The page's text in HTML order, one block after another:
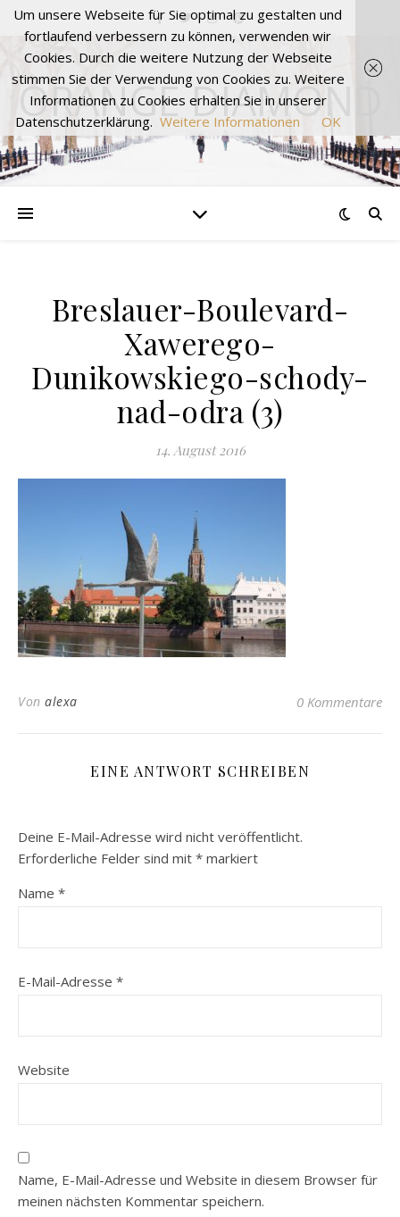
ORANGE DIAMOND
Breslauer-Boulevard-
Xawerego-
Dunikowskiego-schody-
nad-odra (3)
14. August 2016
Von alexa 0 Kommentare
EINE ANTWORT SCHREIBEN
Deine E-Mail-Adresse wird nicht veröffentlicht.
Erforderliche Felder sind mit * markiert
Name *
E-Mail-Adresse *
Website
Name, E-Mail-Adresse und Website in diesem Browser für
meinen nächsten Kommentar speichern.
Um unsere Webseite für Sie optimal zu gestalten und
fortlaufend verbessern zu können, verwenden wir
Cookies. Durch die weitere Nutzung der Webseite
stimmen Sie der Verwendung von Cookies zu. Weitere
Informationen zu Cookies erhalten Sie in unserer
Datenschutzerklärung. Weitere Informationen OK